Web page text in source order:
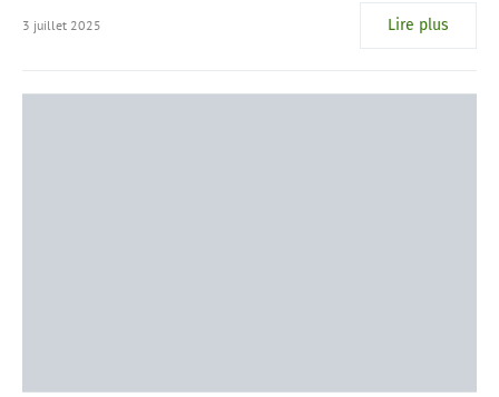
3 juillet 2025 Lire plus